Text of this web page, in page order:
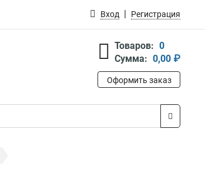
Вход Регистрация
Товаров: 0
Сумма: 0,00 ₽
Оформить заказ